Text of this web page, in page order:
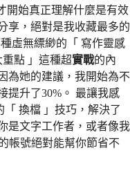
開始真正理解什麼是有效
享，絕對是我收藏最多的
虛無縹緲的「 寫作靈感
點 」這種超實戰的內
為她的建議，我開始為不
提升了30%。 最讓我感
「 換檔 」技巧，解決了
是文字工作者，或者像我
帳號絕對能幫你節省不